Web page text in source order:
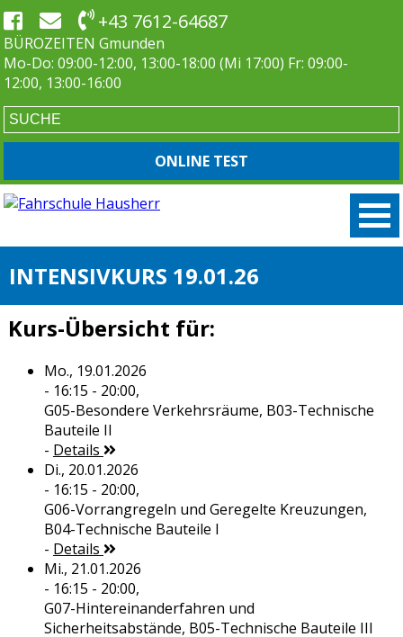
+43 7612-64687
BÜROZEITEN Gmunden
Mo-Do: 09:00-12:00, 13:00-18:00 (Mi 17:00) Fr: 09:00-
12:00, 13:00-16:00
ONLINE TEST
INTENSIVKURS 19.01.26
Kurs-Übersicht für:
Mo., 19.01.2026
- 16:15 - 20:00,
G05-Besondere Verkehrsräume, B03-Technische
Bauteile II
- Details
Di., 20.01.2026
- 16:15 - 20:00,
G06-Vorrangregeln und Geregelte Kreuzungen,
B04-Technische Bauteile I
- Details
Mi., 21.01.2026
- 16:15 - 20:00,
G07-Hintereinanderfahren und
Sicherheitsabstände, B05-Technische Bauteile III